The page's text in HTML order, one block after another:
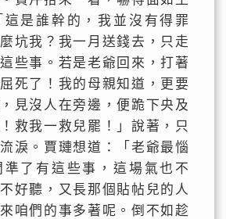
這是誰幹的，我並沒有得罪
坑我？我一月送錢去，只走
些事。若是老爺回來，打著
死了！我的母親知道，更要
見沒人在旁邊，便跪下央及
救我一救兒罷！」說著，只
淚。賈璉想道：「老爺最惱
了有這些事，這場氣也不
好聽，又長那個貼帖兒的人
咱們的事多著呢。倒不如趁